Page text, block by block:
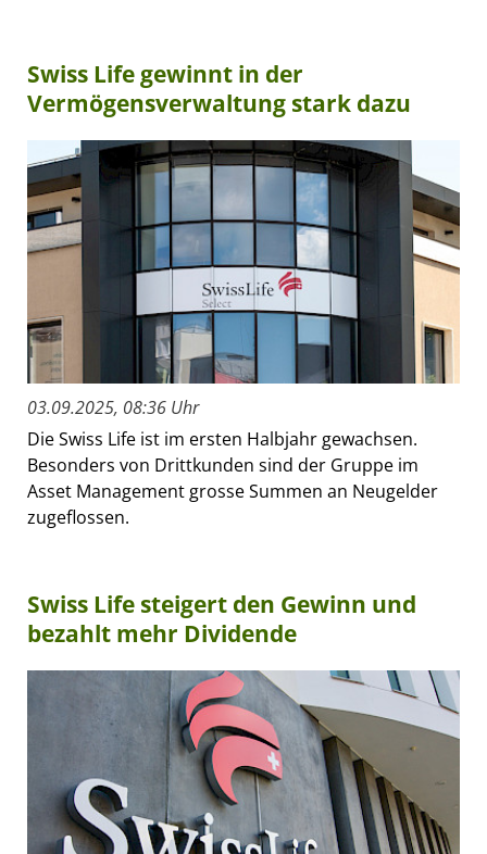
Swiss Life gewinnt in der
Vermögensverwaltung stark dazu
03.09.2025, 08:36 Uhr
Die Swiss Life ist im ersten Halbjahr gewachsen.
Besonders von Drittkunden sind der Gruppe im
Asset Management grosse Summen an Neugelder
zugeflossen.
Swiss Life steigert den Gewinn und
bezahlt mehr Dividende